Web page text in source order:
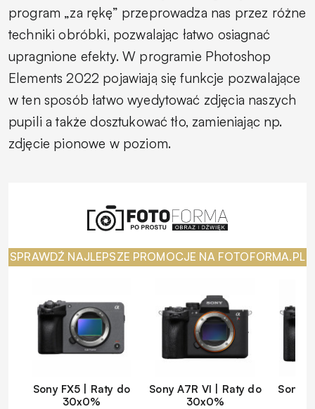
program „za rękę” przeprowadza nas przez różne
techniki obróbki, pozwalając łatwo osiagnać
upragnione efekty. W programie Photoshop
Elements 2022 pojawiają się funkcje pozwalające
w ten sposób łatwo wyedytować zdjęcia naszych
pupili a także dosztukować tło, zamieniając np.
zdjęcie pionowe w poziom.
SPRAWDŹ NAJLEPSZE PROMOCJE NA FOTOFORMA.PL
Sony FX5 | Raty do
30x0%
Sony A7R VI | Raty do
30x0%
Sony